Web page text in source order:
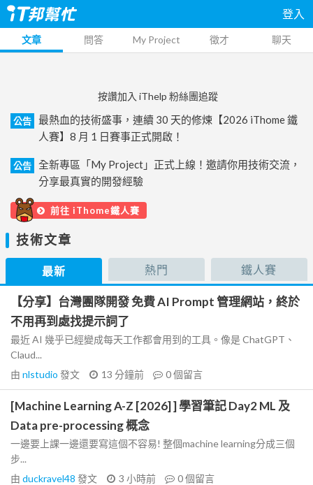
登入
文章 問答 My Project 徵才 聊天
按讚加入 iThelp 粉絲團追蹤
公告
最熱血的技術盛事，連續 30 天的修煉【2026 iThome 鐵
人賽】8 月 1 日賽事正式開啟！
公告
全新專區「My Project」正式上線！邀請你用技術交流，
分享最真實的開發經驗
前往 iThome鐵人賽
技術文章
最新 熱門 鐵人賽
【分享】台灣團隊開發 免費 AI Prompt 管理網站，終於
不用再到處找提示詞了
最近 AI 幾乎已經變成每天工作都會用到的工具。像是 ChatGPT、
Claud...
由 nlstudio 發文 13 分鐘前 0個留言
[Machine Learning A-Z [2026] ] 學習筆記 Day2 ML 及
Data pre-processing 概念
一邊要上課一邊還要寫這個不容易! 整個machine learning分成三個
步...
由 duckravel48 發文 3 小時前 0個留言